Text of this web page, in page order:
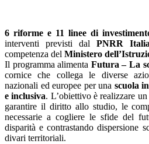
6 riforme e 11 linee di
interventi previsti dal
PNRR
competenza del Ministero
Il programma alimenta Futura – La
cornice che collega le diverse
nazionali ed europee per una scuola
e inclusiva. L’obiettivo è realizzare
garantire il diritto allo studio, le
necessarie a cogliere le sfide del
disparità e contrastando dispersione
divari territoriali.